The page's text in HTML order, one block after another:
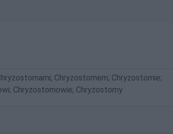
Chryzostomem; Chryzostomie;
Chryzostomowie; Chryzostomy